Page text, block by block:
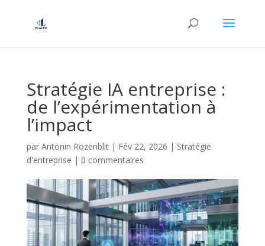
Stratégie IA entreprise :
de l’expérimentation à
l’impact
par Antonin Rozenblit| Fév 22, 2026 | Stratégie
d'entreprise | 0 commentaires